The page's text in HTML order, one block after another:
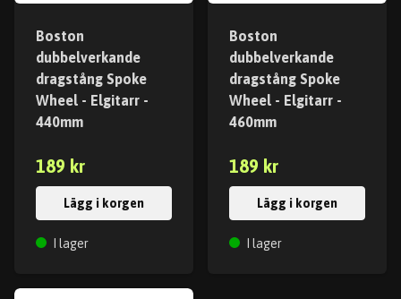
Boston
dubbelverkande
dragstång Spoke
Wheel - Elgitarr -
440mm
189 kr
Lägg i korgen
I lager
Boston
dubbelverkande
dragstång Spoke
Wheel - Elgitarr -
460mm
189 kr
Lägg i korgen
I lager